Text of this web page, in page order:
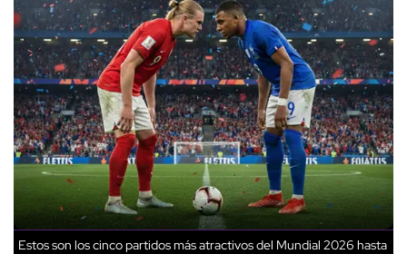
Estos son los cinco partidos más atractivos del Mundial 2026 hasta